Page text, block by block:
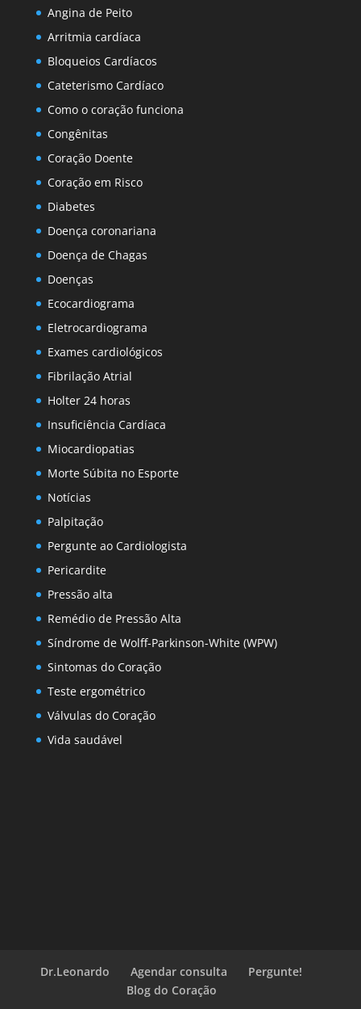
Angina de Peito
Arritmia cardíaca
Bloqueios Cardíacos
Cateterismo Cardíaco
Como o coração funciona
Congênitas
Coração Doente
Coração em Risco
Diabetes
Doença coronariana
Doença de Chagas
Doenças
Ecocardiograma
Eletrocardiograma
Exames cardiológicos
Fibrilação Atrial
Holter 24 horas
Insuficiência Cardíaca
Miocardiopatias
Morte Súbita no Esporte
Notícias
Palpitação
Pergunte ao Cardiologista
Pericardite
Pressão alta
Remédio de Pressão Alta
Síndrome de Wolff-Parkinson-White (WPW)
Sintomas do Coração
Teste ergométrico
Válvulas do Coração
Vida saudável
Dr.Leonardo Agendar consulta
Pergunte!
Blog do Coração